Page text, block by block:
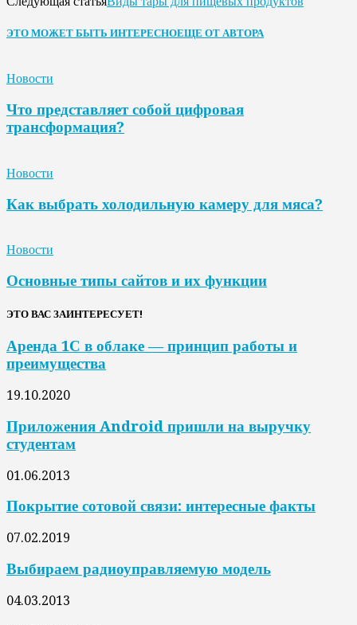
ЭТО МОЖЕТ БЫТЬ ИНТЕРЕСНОЕЩЕ ОТ АВТОРА
Новости
Что представляет собой цифровая
трансформация?
Новости
Как выбрать холодильную камеру для мяса?
Новости
Основные типы сайтов и их функции
ЭТО ВАС ЗАИНТЕРЕСУЕТ!
Аренда 1С в облаке — принцип работы и
преимущества
19.10.2020
Приложения Android пришли на выручку
студентам
01.06.2013
Покрытие сотовой связи: интересные факты
07.02.2019
Выбираем радиоуправляемую модель
04.03.2013